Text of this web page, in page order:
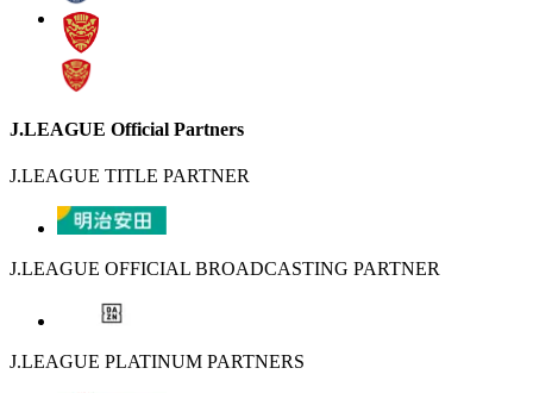
J.LEAGUE Official Partners
J.LEAGUE TITLE PARTNER
J.LEAGUE OFFICIAL BROADCASTING PARTNER
J.LEAGUE PLATINUM PARTNERS